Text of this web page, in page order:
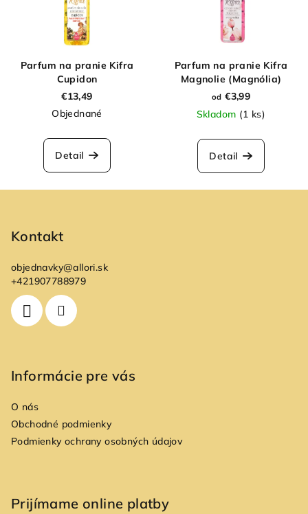
Parfum na pranie Kifra
Cupidon
€13,49
Objednané
Detail
Parfum na pranie Kifra
Magnolie (Magnólia)
od €3,99
Skladom (1 ks)
Detail
Kontakt
objednavky@allori.sk
+421907788979
Informácie pre vás
O nás
Obchodné podmienky
Podmienky ochrany osobných údajov
Prijímame online platby